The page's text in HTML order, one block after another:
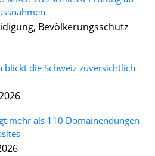
Bevölkerungsschutz
blickt die Schweiz zuversichtlich
mehr als 110 Domainendungen